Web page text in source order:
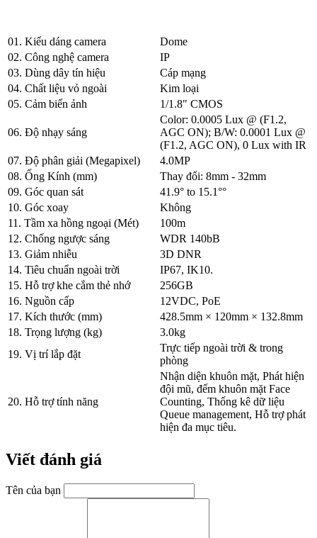
01. Kiểu dáng camera
Dome
02. Công nghệ camera
IP
03. Dùng dây tín hiệu
Cáp mạng
04. Chất liệu vỏ ngoài
Kim loại
05. Cảm biến ảnh
1/1.8" CMOS
06. Độ nhạy sáng
Color: 0.0005 Lux @ (F1.2,
AGC ON); B/W: 0.0001 Lux @
(F1.2, AGC ON), 0 Lux with IR
07. Độ phân giải (Megapixel)
4.0MP
08. Ống Kính (mm)
Thay đổi: 8mm - 32mm
09. Góc quan sát
41.9° to 15.1°°
10. Góc xoay
Không
11. Tầm xa hồng ngoại (Mét)
100m
12. Chống ngược sáng
WDR 140bB
13. Giảm nhiễu
3D DNR
14. Tiêu chuẩn ngoài trời
IP67, IK10.
15. Hỗ trợ khe cắm thẻ nhớ
256GB
16. Nguồn cấp
12VDC, PoE
17. Kích thước (mm)
428.5mm × 120mm × 132.8mm
18. Trọng lượng (kg)
3.0kg
19. Vị trí lắp đặt
Trực tiếp ngoài trời & trong
phòng
20. Hỗ trợ tính năng
Nhận diện khuôn mặt, Phát hiện
đội mũ, đếm khuôn mặt Face
Counting, Thống kê dữ liệu
Queue management, Hỗ trợ phát
hiện đa mục tiêu.
Viết đánh giá
Tên của bạn